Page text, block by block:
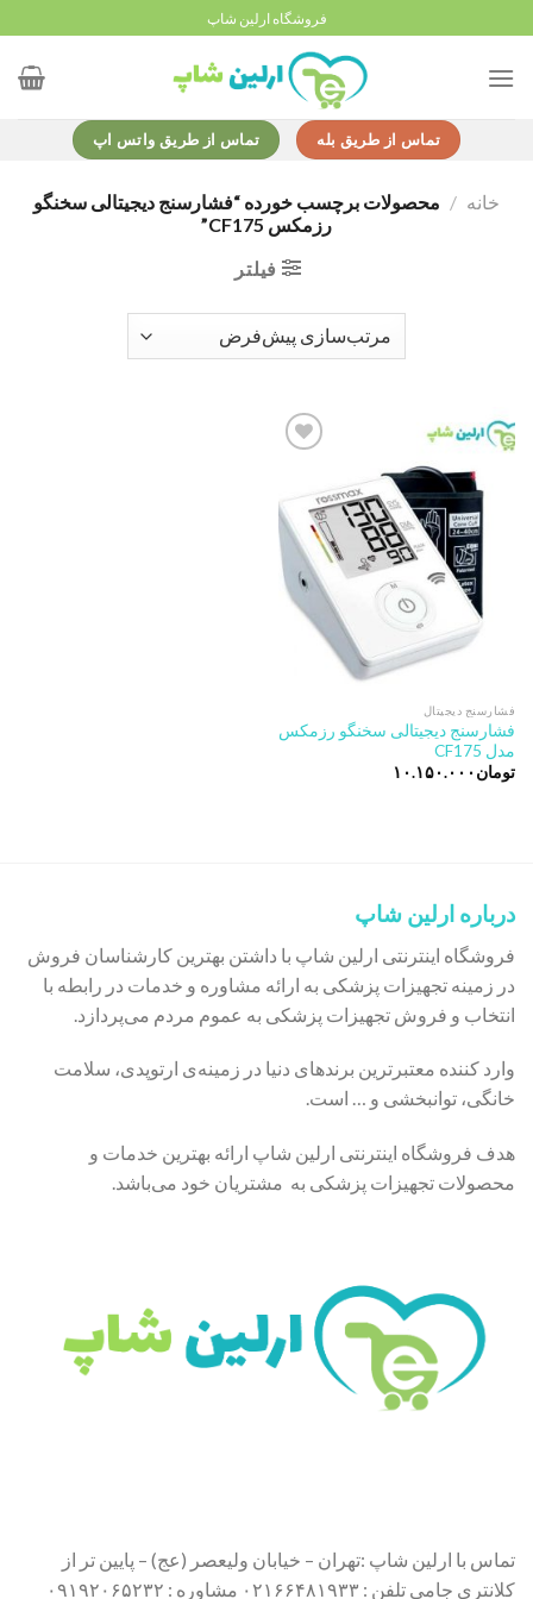
to
content
فروشگاه ارلین شاپ
تماس از طریق بله تماس از طریق واتس اپ
خانه / محصولات برچسب خورده “فشارسنج دیجیتالی سخنگو
رزمکس CF175”
فیلتر
Add to
wishlist
فشارسنج دیجیتال
فشارسنج دیجیتالی سخنگو رزمکس
مدل CF175
تومان ۱۰.۱۵۰.۰۰۰
درباره ارلین شاپ
فروشگاه اینترنتی ارلین شاپ با داشتن بهترین کارشناسان فروش
در زمینه تجهیزات پزشکی به ارائه مشاوره و خدمات در رابطه با
انتخاب و فروش تجهیزات پزشکی به عموم مردم می‌پردازد.
وارد کننده معتبرترین برندهای دنیا در زمینه‌ی ارتوپدی، سلامت
خانگی، توانبخشی و … است.
هدف فروشگاه اینترنتی ارلین شاپ ارائه بهترین خدمات و
محصولات تجهیزات پزشکی به مشتریان خود می‌باشد.
تماس با ارلین شاپ :تهران – خیابان ولیعصر (عج) – پایین تر از
کلانتری جامی تلفن : ۰۲۱۶۶۴۸۱۹۳۳ مشاوره : ۰۹۱۹۲۰۶۵۲۳۲